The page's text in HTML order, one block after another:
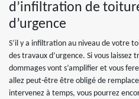
d’infiltration de
d’urgence
S’il y a infiltration au niveau de votre
des travaux d’urgence. Si vous laissez
dommages vont s’amplifier et vous
allez peut-être être obligé de
intervenez à temps, vous pourrez